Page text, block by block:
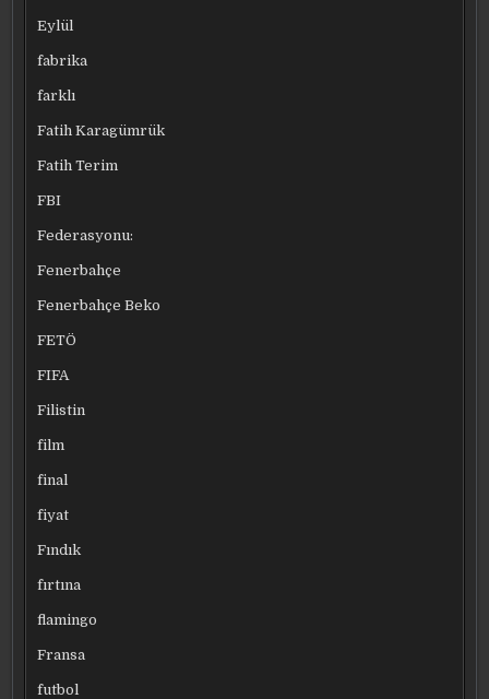
Eylül
fabrika
farklı
Fatih Karagümrük
Fatih Terim
FBI
Federasyonu:
Fenerbahçe
Fenerbahçe Beko
FETÖ
FIFA
Filistin
film
final
fiyat
Fındık
fırtına
flamingo
Fransa
futbol